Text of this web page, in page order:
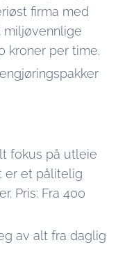
firma med
miljøvennlige
kroner per time.
fokus på utleie
er et pålitelig
Pris: Fra 400
av alt fra daglig